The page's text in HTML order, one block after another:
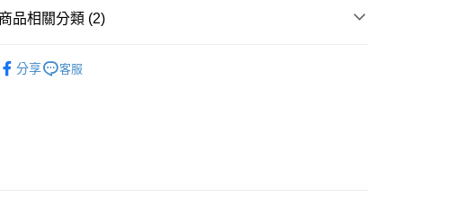
玉山商業銀行
元大商業銀行
台新國際商業銀行
Google Pay
商品相關分類 (2)
分享 客服